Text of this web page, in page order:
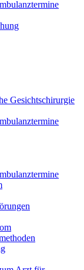
Gesichtschirurgie